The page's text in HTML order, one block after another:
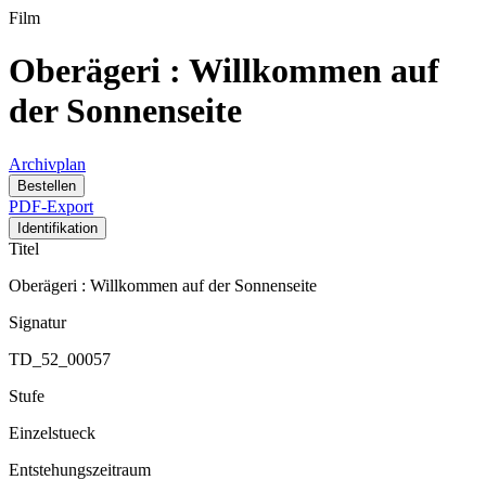
Film
Oberägeri : Willkommen auf
der Sonnenseite
Archivplan
Bestellen
PDF-Export
Identifikation
Titel
Oberägeri : Willkommen auf der Sonnenseite
Signatur
TD_52_00057
Stufe
Einzelstueck
Entstehungszeitraum